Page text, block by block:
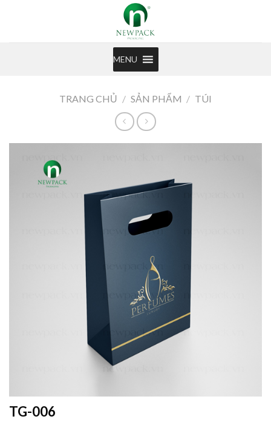
MENU
TRANG CHỦ / SẢN PHẨM / TÚI
TG-006